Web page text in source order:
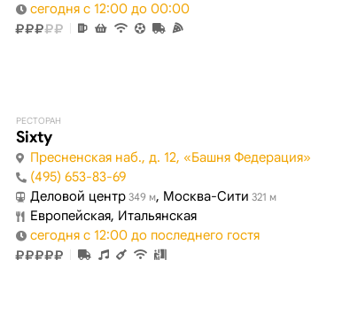
сегодня с 12:00 до 00:00
РЕСТОРАН
Sixty
Пресненская наб., д. 12, «Башня Федерация»
(495) 653-83-69
Деловой центр 349 м, Москва-Сити 321 м
Европейская, Итальянская
сегодня с 12:00 до последнего гостя